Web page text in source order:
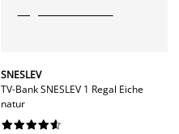
SNESLEV
TV-Bank SNESLEV 1 Regal Eiche
natur





